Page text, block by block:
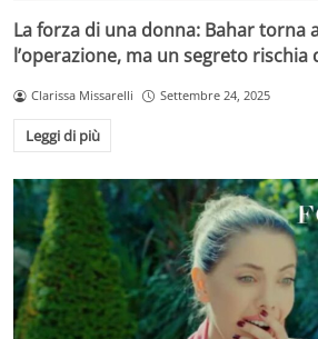
La forza di una donna: Bahar torna
l’operazione, ma un segreto
Clarissa Missarelli Settembre 24, 2025
Leggi di più